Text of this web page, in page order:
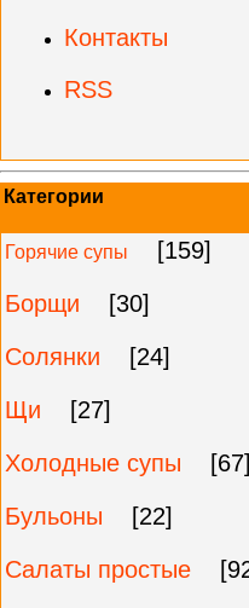
Контакты
RSS
Категории
Горячие супы
[159]
Борщи
[30]
Солянки
[24]
Щи
[27]
Холодные супы
[67]
Бульоны
[22]
Салаты простые